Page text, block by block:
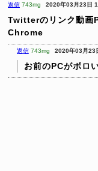
返信 743mg 2020年03月23日
Twitterのリンク動画
Chrome
返信 743mg 2020年03月23
お前のPCがボロ